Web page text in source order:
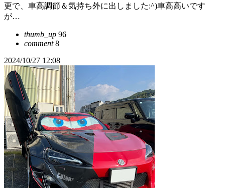
更で、車高調節＆気持ち外に出しました:⁠^⁠)車高高いです
が…
thumb_up 96
comment8
2024/10/27 12:08